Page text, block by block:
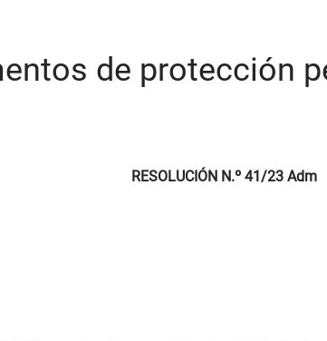
de protección
RESOLUCIÓN N.º 41/23 Adm